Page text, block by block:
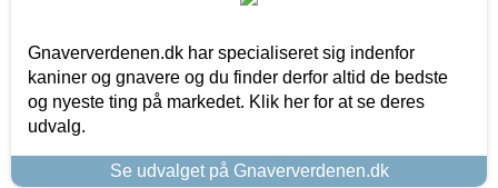
Gnaververdenen.dk har specialiseret sig indenfor
kaniner og gnavere og du finder derfor altid de bedste
og nyeste ting på markedet. Klik her for at se deres
udvalg.
Se udvalget på Gnaververdenen.dk